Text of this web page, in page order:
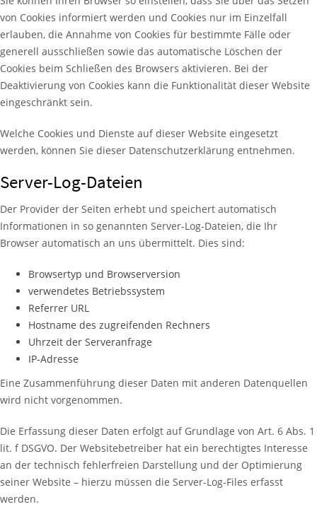
von Cookies informiert werden und Cookies nur im Einzelfall
erlauben, die Annahme von Cookies für bestimmte Fälle oder
generell ausschließen sowie das automatische Löschen der
Cookies beim Schließen des Browsers aktivieren. Bei der
Deaktivierung von Cookies kann die Funktionalität dieser Website
eingeschränkt sein.
Welche Cookies und Dienste auf dieser Website eingesetzt
werden, können Sie dieser Datenschutzerklärung entnehmen.
Server-Log-Dateien
Der Provider der Seiten erhebt und speichert automatisch
Informationen in so genannten Server-Log-Dateien, die Ihr
Browser automatisch an uns übermittelt. Dies sind:
Browsertyp und Browserversion
verwendetes Betriebssystem
Referrer URL
Hostname des zugreifenden Rechners
Uhrzeit der Serveranfrage
IP-Adresse
Eine Zusammenführung dieser Daten mit anderen Datenquellen
wird nicht vorgenommen.
Die Erfassung dieser Daten erfolgt auf Grundlage von Art. 6 Abs. 1
lit. f DSGVO. Der Websitebetreiber hat ein berechtigtes Interesse
an der technisch fehlerfreien Darstellung und der Optimierung
seiner Website – hierzu müssen die Server-Log-Files erfasst
werden.